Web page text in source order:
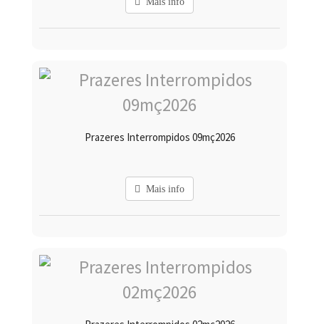
Prazeres Interrompidos 09mç2026
Mais info